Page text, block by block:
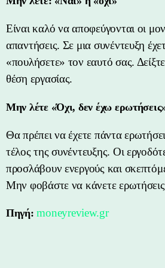
Είναι καλό να αποφεύγονται οι
απαντήσεις. Σε μια συνέντευξη
«πουλήσετε» τον εαυτό σας.
θέση εργασίας.
Μην λέτε «Όχι, δεν έχω
Θα πρέπει να έχετε πάντα
τέλος της συνέντευξης. Οι
προσλάβουν ενεργούς και
Μην φοβάστε να κάνετε
Πηγή:moneyreview.gr